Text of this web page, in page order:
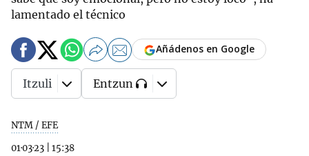
lamentado el técnico
NTM / EFE
01·03·23
15:38
Añádenos en Google
Itzuli Entzun